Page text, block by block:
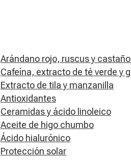
Arándano rojo, ruscus y
Cafeína, extracto de té verde y
Extracto de tila y manzanilla
Antioxidantes
Ceramidas y ácido linoleico
Aceite de higo chumbo
Ácido hialurónico
Protección solar